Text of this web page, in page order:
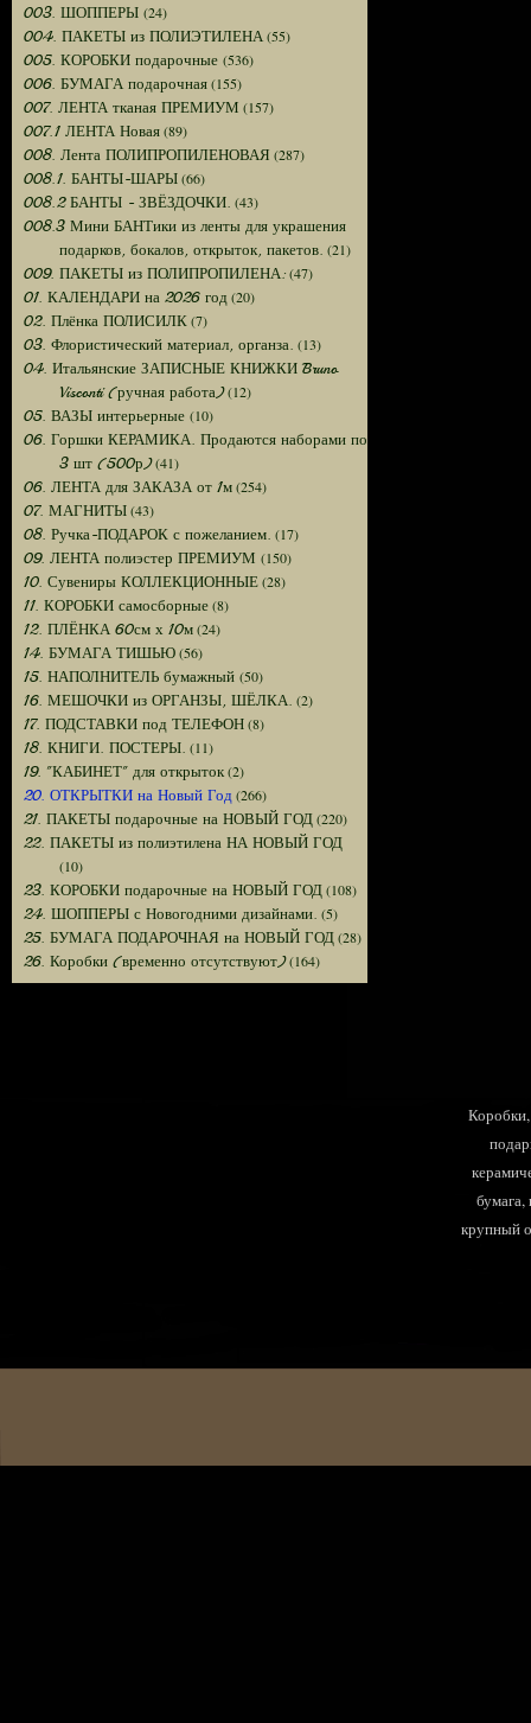
003. ШОППЕРЫ (24)
004. ПАКЕТЫ из ПОЛИЭТИЛЕНА(55)
005. КОРОБКИ подарочные (536)
006. БУМАГА подарочная(155)
007. ЛЕНТА тканая ПРЕМИУМ (157)
007.1 ЛЕНТА Новая(89)
008. Лента ПОЛИПРОПИЛЕНОВАЯ (287)
008.1. БАНТЫ-ШАРЫ(66)
008.2 БАНТЫ - ЗВЁЗДОЧКИ. (43)
008.3 Мини БАНТики из ленты для украшения
подарков, бокалов, открыток, пакетов. (21)
009. ПАКЕТЫ из ПОЛИПРОПИЛЕНА:(47)
01. КАЛЕНДАРИ на 2026 год (20)
02. Плёнка ПОЛИСИЛК(7)
03. Флористический материал, органза. (13)
04. Итальянские ЗАПИСНЫЕ КНИЖКИ Bruno
Visconti (ручная работа)(12)
05. ВАЗЫ интерьерные (10)
06. Горшки КЕРАМИКА. Продаются наборами по
3 шт (500р)(41)
06. ЛЕНТА для ЗАКАЗА от 1м(254)
07. МАГНИТЫ(43)
08. Ручка-ПОДАРОК с пожеланием. (17)
09. ЛЕНТА полиэстер ПРЕМИУМ (150)
10. Сувениры КОЛЛЕКЦИОННЫЕ(28)
11. КОРОБКИ самосборные(8)
12. ПЛЁНКА 60см х 10м(24)
14. БУМАГА ТИШЬЮ(56)
15. НАПОЛНИТЕЛЬ бумажный (50)
16. МЕШОЧКИ из ОРГАНЗЫ, ШЁЛКА. (2)
17. ПОДСТАВКИ под ТЕЛЕФОН(8)
18. КНИГИ. ПОСТЕРЫ. (11)
19. "КАБИНЕТ" для открыток(2)
20. ОТКРЫТКИ на Новый Год (266)
21. ПАКЕТЫ подарочные на НОВЫЙ ГОД(220)
22. ПАКЕТЫ из полиэтилена НА НОВЫЙ ГОД
(10)
23. КОРОБКИ подарочные на НОВЫЙ ГОД(108)
24. ШОППЕРЫ с Новогодними дизайнами. (5)
25. БУМАГА ПОДАРОЧНАЯ на НОВЫЙ ГОД(28)
26. Коробки (временно отсутствуют)(164)
крупный